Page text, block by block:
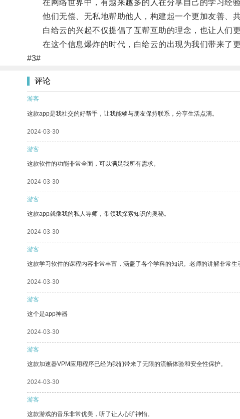
在网络世界中，有越来越多的人在分享自己的学习经验
他们无偿、无私地帮助他人，构建起一个更加友善、共
白给云的兴起不仅提倡了互帮互助的理念，也让人们更
在这个信息爆炸的时代，白给云的出现为我们带来了更
#3#
评论
游客
这款app是我社交的好帮手，让我能够与朋友保持联系，分享生活点滴。
2024-03-30
游客
这款软件的功能非常全面，可以满足我所有需求。
2024-03-30
游客
这款app就像我的私人导师，带领我探索知识的奥秘。
2024-03-30
游客
这款学习软件的课程内容非常丰富，涵盖了各个学科的知识。老师的讲解非常生
2024-03-30
游客
这个是app神器
2024-03-30
游客
这款加速器VPM应用程序已经为我们带来了无限的流畅体验和安全性保护。
2024-03-30
游客
这款游戏的音乐非常优美，听了让人心旷神怡。